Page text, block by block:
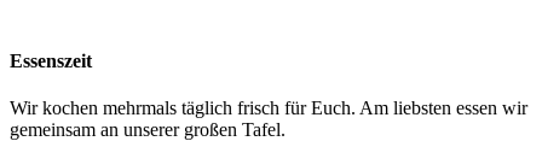
Essenszeit
Wir kochen mehrmals täglich frisch für Euch. Am liebsten essen wir
gemeinsam an unserer großen Tafel.